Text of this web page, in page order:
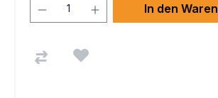
In den